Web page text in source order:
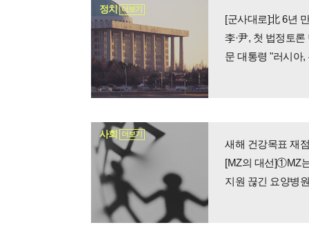
정치 더보기
[군사대로]北 6년
李·尹, 첫 법정토
문 대통령 "러시아
사회 더보기
새해 건강목표 재
지원 끊긴 요양병